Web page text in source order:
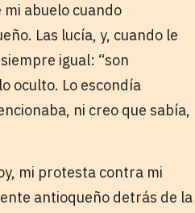
abuelo cuando
Las lucía, y, cuando le
igual: “son
oculto. Lo escondía
ni creo que sabía,
mi protesta contra mi
antioqueño detrás de la